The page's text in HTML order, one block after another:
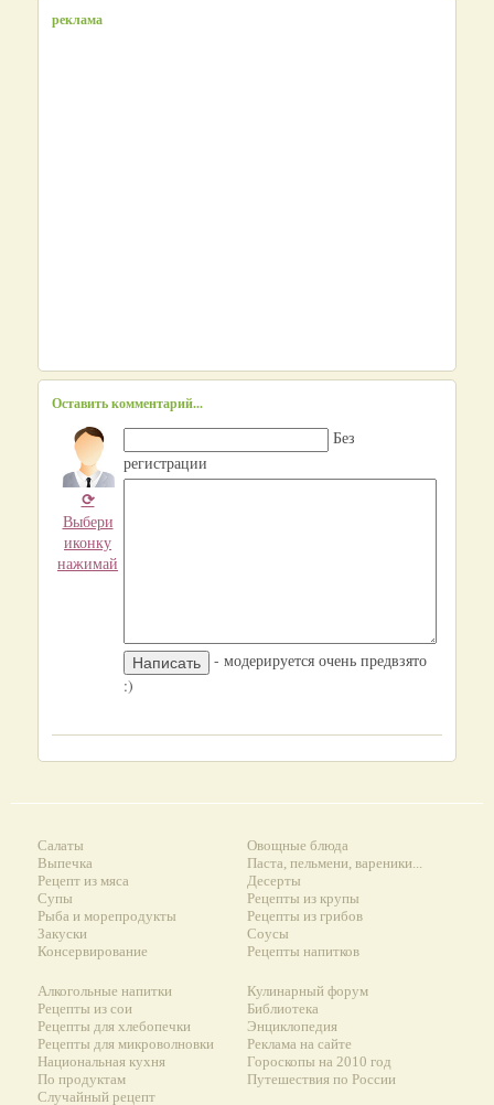
реклама
Оставить комментарий...
⟳
Выбери
иконку
нажимай
Без
регистрации
- модерируется очень предвзято
:)
Салаты
Выпечка
Рецепт из мяса
Супы
Рыба и морепродукты
Закуски
Консервирование
Овощные блюда
Паста, пельмени, вареники...
Десерты
Рецепты из крупы
Рецепты из грибов
Соусы
Рецепты напитков
Алкогольные напитки
Рецепты из сои
Рецепты для хлебопечки
Рецепты для микроволновки
Национальная кухня
По продуктам
Случайный рецепт
Кулинарный форум
Библиотека
Энциклопедия
Реклама на сайте
Гороскопы на 2010 год
Путешествия по России